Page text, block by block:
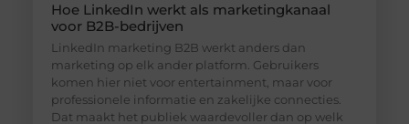
Hoe LinkedIn werkt als marketingkanaal
voor B2B-bedrijven
LinkedIn marketing B2B werkt anders dan
marketing op elk ander platform. Gebruikers
komen hier niet voor entertainment, maar voor
professionele informatie en zakelijke connecties.
Dat maakt het publiek waardevoller dan op welk